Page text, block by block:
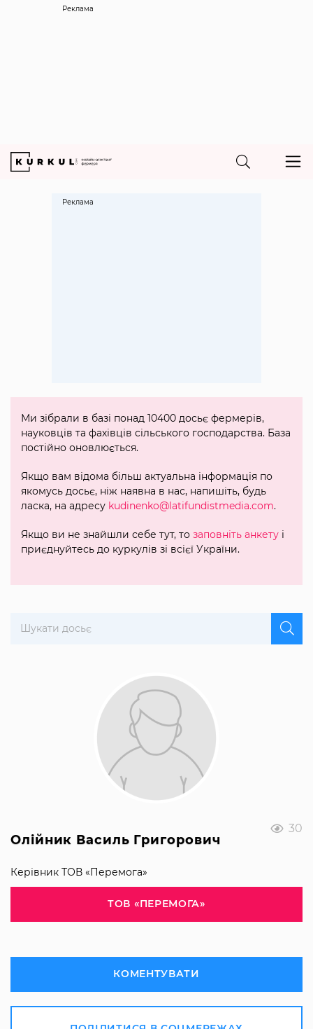
Реклама
30
Олійник Василь Григорович
Керівник ТОВ «Перемога»
ТОВ «ПЕРЕМОГА»
КОМЕНТУВАТИ
Ми зібрали в базі понад 10400 досьє фермерів,
науковців та фахівців сільського господарства. База
постійно оновлюється.
Якщо вам відома більш актуальна інформація по
якомусь досьє, ніж наявна в нас, напишіть, будь
ласка, на адресу kudinenko@latifundistmedia.com.
Якщо ви не знайшли себе тут, то заповніть анкету і
приєднуйтесь до куркулів зі всієї України.
Реклама